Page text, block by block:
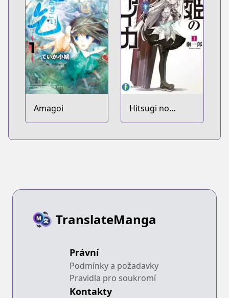
Amagoi
Hitsugi no
Chaika
TranslateManga
Právní
Podmínky a požadavky
Pravidla pro soukromí
Kontakty